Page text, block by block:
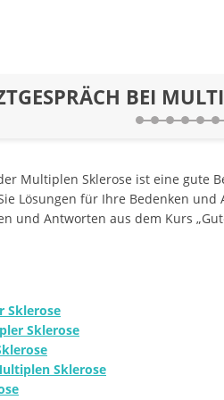
BEI
Multiplen Sklerose ist eine gute
Lösungen für Ihre Bedenken und
und Antworten aus dem Kurs
Sklerose
Sklerose
Sklerose